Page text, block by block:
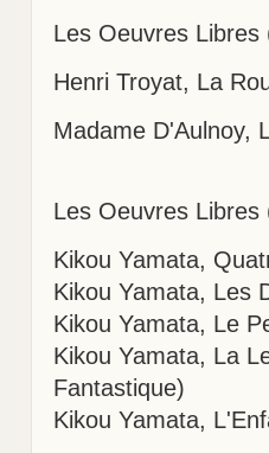
Les Oeuvres
Henri Troyat, La
Madame D'Aulnoy,
Les Oeuvres
Kikou Yamata,
Kikou Yamata, Les
Kikou Yamata, Le
Kikou Yamata, La
Fantastique)
Kikou Yamata,